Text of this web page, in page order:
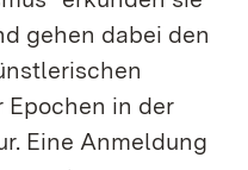
gehen dabei den
Epochen in der
Eine Anmeldung